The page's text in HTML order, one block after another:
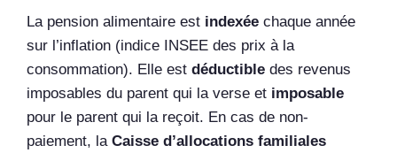
La pension alimentaire est indexée chaque année
sur l’inflation (indice INSEE des prix à la
consommation). Elle est déductible des revenus
imposables du parent qui la verse et imposable
pour le parent qui la reçoit. En cas de non-
paiement, la Caisse d’allocations familiales